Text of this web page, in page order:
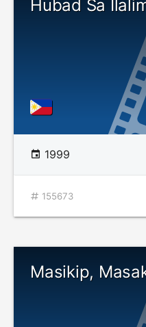
Hubad Sa
1999
155673
Masikip,